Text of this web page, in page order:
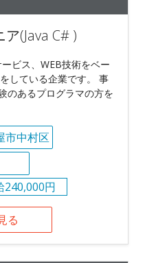
(Java C# )
ビス、WEB技術をベー
している企業です。 事
のあるプログラマの方を
市中村区
240,000円
る